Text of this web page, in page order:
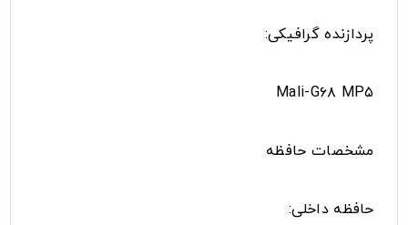
پردازنده‌ گرافیکی:
Mali-G۶۸ MP۵
مشخصات حافظه
حافظه داخلی: